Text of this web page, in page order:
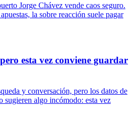
Jorge Chávez vende caos seguro.
la sobre reacción suele pagar
esta vez conviene guardar
y conversación, pero los datos de
sugieren algo incómodo: esta vez